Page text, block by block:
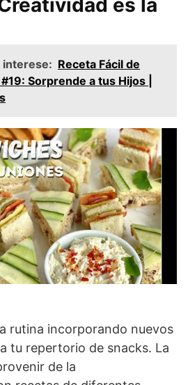
interese: Receta Fácil de
Sorprende a tus Hijos |
rutina incorporando nuevos
tu repertorio de snacks. La
de la